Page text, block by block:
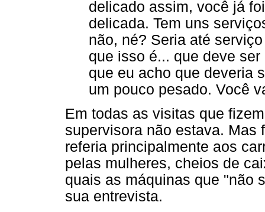
delicado assim, você já
delicada. Tem uns
não, né? Seria até
que isso é... que deve
que eu acho que deveria
um pouco pesado. Você
Em todas as visitas que
supervisora não estava. Mas
referia principalmente aos
pelas mulheres, cheios de
quais as máquinas que "não
sua entrevista.